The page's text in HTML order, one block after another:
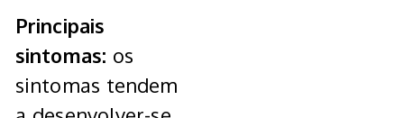
Principais
sintomas: os
sintomas tendem